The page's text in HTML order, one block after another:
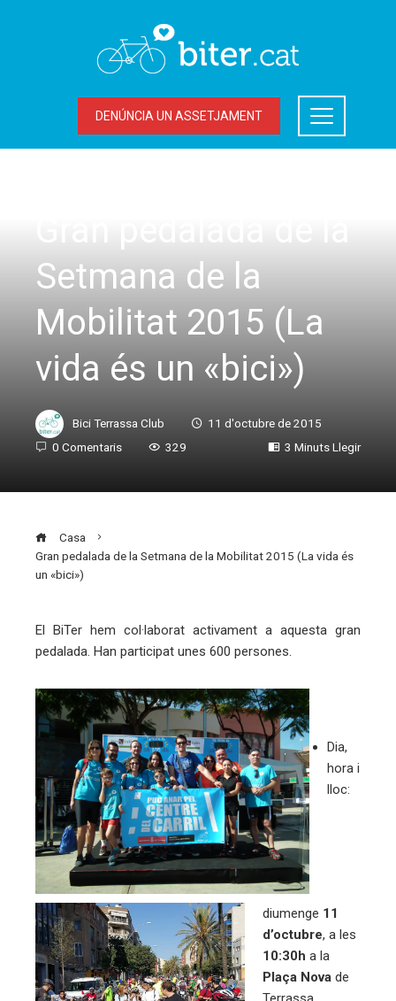
DENÚNCIA UN ASSETJAMENT
Setmana de la
Mobilitat 2015 (La
vida és un «bici»)
Bici Terrassa Club
11 d'octubre de 2015
0 Comentaris
329 3 Minuts Llegir
Casa
Gran pedalada de la Setmana de la Mobilitat 2015 (La vida és
un «bici»)
El BiTer hem col·laborat activament a aquesta gran
pedalada. Han participat unes 600 persones.
Dia,
hora i
lloc:
diumenge 11
d’octubre, a les
10:30h a la
Plaça Nova de